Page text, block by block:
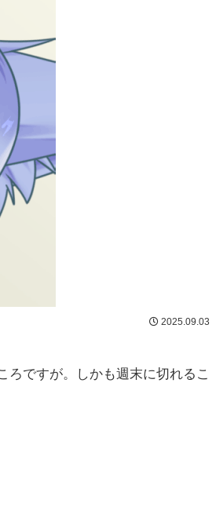
2025.09.03
ろですが。しかも週末に切れるこ